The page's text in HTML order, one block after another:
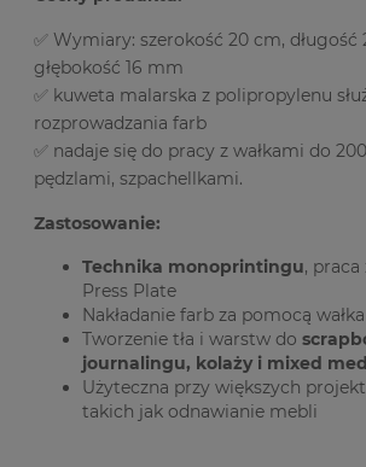
✅ Wymiary: szerokość 20 cm, długość
głębokość 16 mm
✅ kuweta malarska z polipropylenu
rozprowadzania farb
✅ nadaje się do pracy z wałkami do
pędzlami, szpachellkami.
Zastosowanie:
Technika monoprintingu, praca
Press Plate
Nakładanie farb za pomocą
Tworzenie tła i warstw do
journalingu, kolaży i mixed
Użyteczna przy większych
takich jak odnawianie mebli